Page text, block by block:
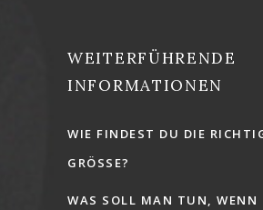
WEITERFÜHRENDE
INFORMATIONEN
WIE FINDEST DU DIE
GRÖSSE?
WAS SOLL MAN TUN, WENN